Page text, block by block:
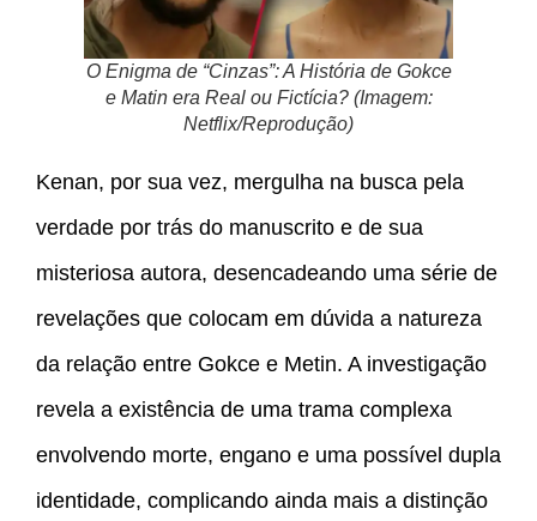
O Enigma de “Cinzas”: A História de Gokce
e Matin era Real ou Fictícia? (Imagem:
Netflix/Reprodução)
Kenan, por sua vez, mergulha na busca pela
verdade por trás do manuscrito e de sua
misteriosa autora, desencadeando uma série de
revelações que colocam em dúvida a natureza
da relação entre Gokce e Metin. A investigação
revela a existência de uma trama complexa
envolvendo morte, engano e uma possível dupla
identidade, complicando ainda mais a distinção